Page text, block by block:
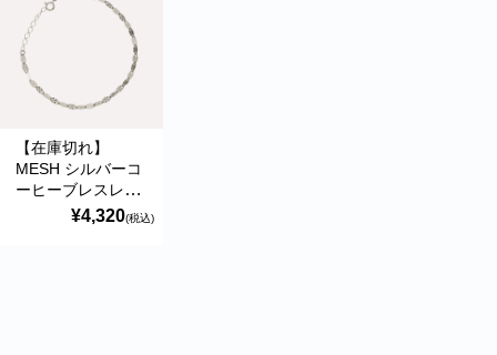
【在庫切れ】
MESH シルバーコ
ーヒーブレスレッ
ト シルバー925 シ
¥4,320(税込)